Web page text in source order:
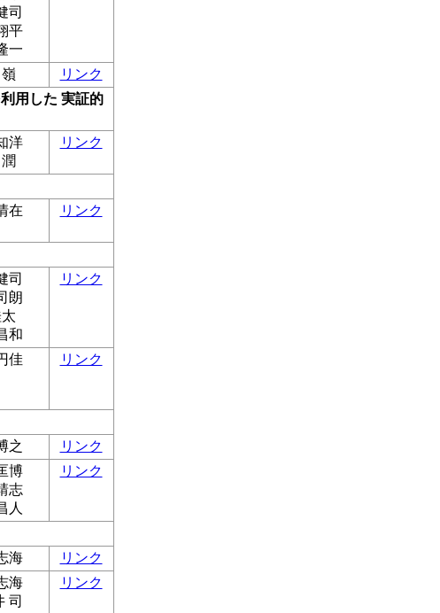
司
平
一
リンク
用した 実証的
洋
リンク
在 リンク
司
朗
和
リンク
佳 リンク
之
リンク
博
志
人
リンク
海
リンク
海
司
リンク